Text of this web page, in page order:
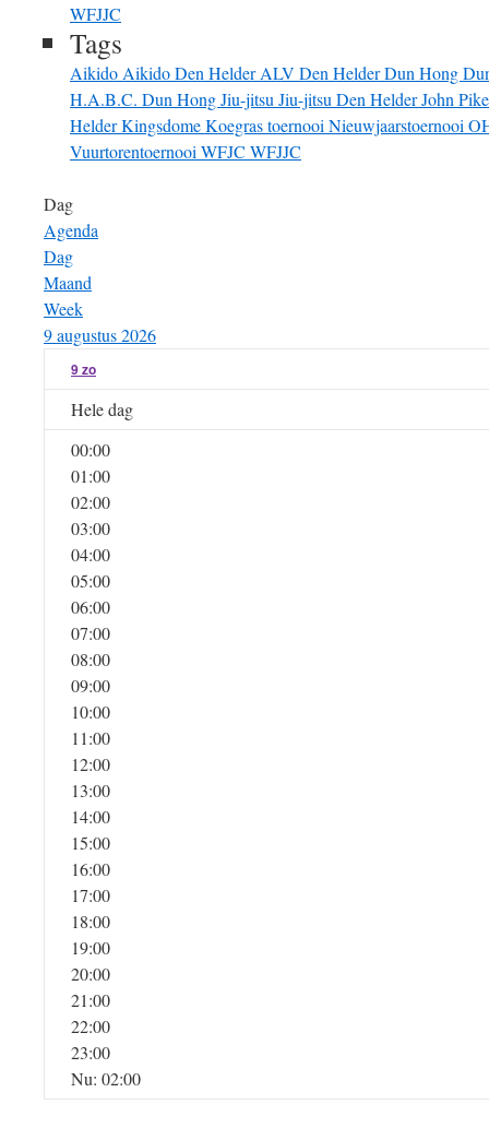
WFJJC
Tags
Aikido Aikido Den HelderALV Den HelderDun Hong
H.A.B.C. Dun HongJiu-jitsu Jiu-jitsu Den HelderJohn
HelderKingsdomeKoegras toernooi Nieuwjaarstoernooi
Vuurtorentoernooi WFJC WFJJC
Dag
Agenda
Dag
Maand
Week
9 augustus 2026
9zo
Hele dag
00:00
01:00
02:00
03:00
04:00
05:00
06:00
07:00
08:00
09:00
10:00
11:00
12:00
13:00
14:00
15:00
16:00
17:00
18:00
19:00
20:00
21:00
22:00
23:00
Nu: 02:00